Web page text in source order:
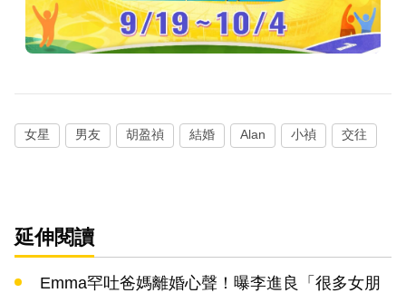
女星 男友 胡盈禎 結婚 Alan 小禎 交往
延伸閱讀
Emma罕吐爸媽離婚心聲！曝李進良「很多女朋